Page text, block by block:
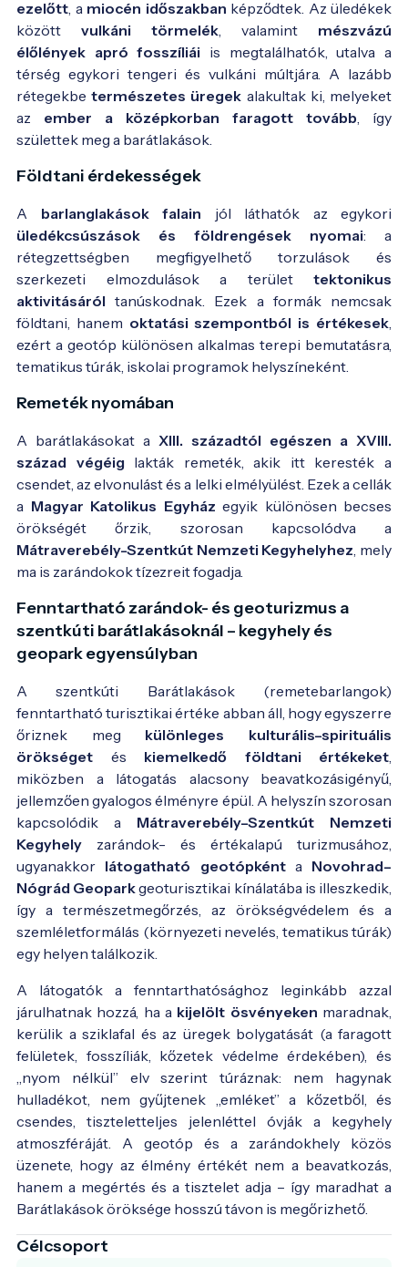
ezelőtt , a miocén időszakban képződtek. Az üledékek
között vulkáni törmelék , valamint mészvázú
élőlények apró fosszíliái is megtalálhatók, utalva a
térség egykori tengeri és vulkáni múltjára. A lazább
rétegekbetermészetes üregek alakultak ki, melyeket
az ember a középkorban faragott tovább , így
születtek meg a barátlakások.
Földtani érdekességek
A barlanglakások falain jól láthatók az egykori
üledékcsúszások és földrengések nyomai: a
rétegzettségben megfigyelhető torzulások és
szerkezeti elmozdulások a terület tektonikus
aktivitásáról tanúskodnak. Ezek a formák nemcsak
földtani, hanem oktatási szempontból is értékesek
ezért a geotóp különösen alkalmas terepi bemutatásra,
tematikus túrák, iskolai programok helyszíneként.
Remeték nyomában
A barátlakásokat a XIII. századtól egészen a XVIII.
század végéig lakták remeték, akik itt keresték a
csendet, az elvonulást és a lelki elmélyülést. Ezek a cellák
a Magyar Katolikus Egyház egyik különösen becses
örökségét őrzik, szorosan kapcsolódva a
Mátraverebély-Szentkút Nemzeti Kegyhelyhez , mely
ma is zarándokok tízezreit fogadja.
Fenntartható zarándok- és geoturizmus a
szentkúti barátlakásoknál – kegyhely és
geopark egyensúlyban
A szentkúti Barátlakások (remetebarlangok)
fenntartható turisztikai értéke abban áll, hogy egyszerre
őriznek meg különleges kulturális–spirituális
örökséget és kiemelkedő földtani értékeket
miközben a látogatás alacsony beavatkozásigényű,
jellemzően gyalogos élményre épül. A helyszín szorosan
kapcsolódik a Mátraverebély–Szentkút Nemzeti
Kegyhely zarándok- és értékalapú turizmusához,
ugyanakkor látogatható geotópkénta Novohrad–
Nógrád Geoparkgeoturisztikai kínálatába is illeszkedik,
így a természetmegőrzés, az örökségvédelem és a
szemléletformálás (környezeti nevelés, tematikus túrák)
egy helyen találkozik.
A látogatók a fenntarthatósághoz leginkább azzal
járulhatnak hozzá, ha a kijelölt ösvényeken maradnak,
kerülik a sziklafal és az üregek bolygatását (a faragott
felületek, fosszíliák, kőzetek védelme érdekében), és
„nyom nélkül” elv szerint túráznak: nem hagynak
hulladékot, nem gyűjtenek „emléket” a kőzetből, és
csendes, tiszteletteljes jelenléttel óvják a kegyhely
atmoszféráját. A geotóp és a zarándokhely közös
üzenete, hogy az élmény értékét nem a beavatkozás,
hanem a megértés és a tisztelet adja – így maradhat a
Barátlakások öröksége hosszú távon is megőrizhető.
Célcsoport